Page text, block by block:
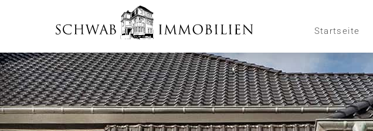
Startseite